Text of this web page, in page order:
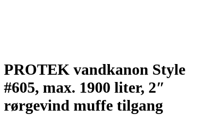
PROTEK vandkanon Style
#605, max. 1900 liter, 2″
rørgevind muffe tilgang